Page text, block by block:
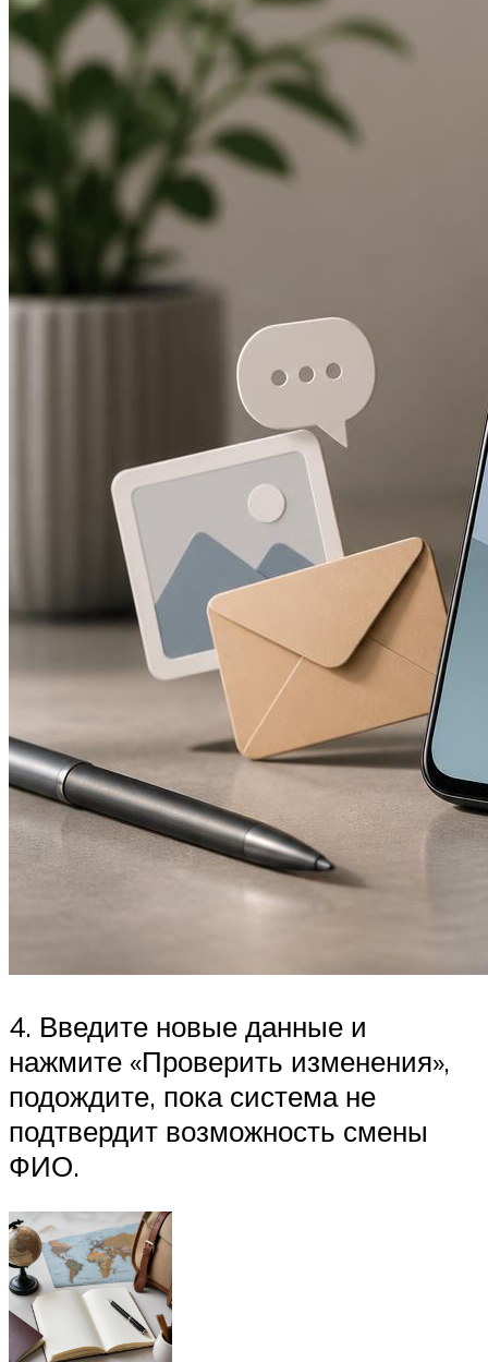
4. Введите новые данные и
нажмите «Проверить изменения»,
подождите, пока система не
подтвердит возможность смены
ФИО.